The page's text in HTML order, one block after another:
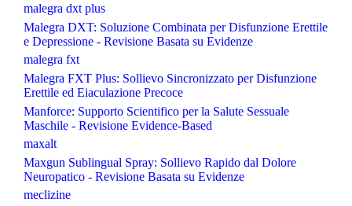
malegra dxt plus
Malegra DXT: Soluzione Combinata per Disfunzione Erettile
e Depressione - Revisione Basata su Evidenze
malegra fxt
Malegra FXT Plus: Sollievo Sincronizzato per Disfunzione
Erettile ed Eiaculazione Precoce
Manforce: Supporto Scientifico per la Salute Sessuale
Maschile - Revisione Evidence-Based
maxalt
Maxgun Sublingual Spray: Sollievo Rapido dal Dolore
Neuropatico - Revisione Basata su Evidenze
meclizine